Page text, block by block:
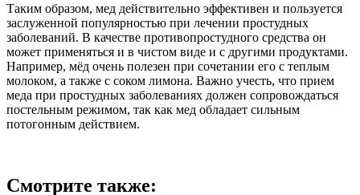
Таким образом, мед действительно эффективен и пользуется
заслуженной популярностью при лечении простудных
заболеваний. В качестве противопростудного средства он
может применяться и в чистом виде и с другими продуктами.
Например, мёд очень полезен при сочетании его с теплым
молоком, а также с соком лимона. Важно учесть, что прием
меда при простудных заболеваниях должен сопровождаться
постельным режимом, так как мед обладает сильным
потогонным действием.
Смотрите также: